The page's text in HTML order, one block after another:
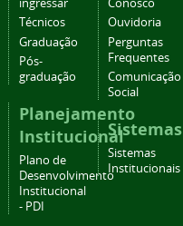
Técnicos
Graduação
Pós-
graduação
Planejamento
Institucional
Plano de
Desenvolvimento
Institucional
- PDI
Ouvidoria
Perguntas
Frequentes
Comunicação
Social
Sistemas
Sistemas
Institucionais